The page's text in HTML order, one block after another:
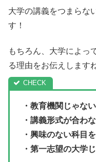
大学の講義をつまらな
す！
もちろん、大学によっ
る理由をお伝えします
・教育機関じゃない
・講義形式が合わ
・興味のない科目
・第一志望の大学